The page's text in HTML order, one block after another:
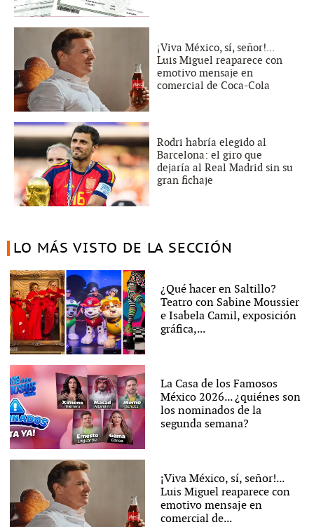
¡Viva México, sí, señor!...
Luis Miguel reaparece con
emotivo mensaje en
comercial de Coca-Cola
Rodri habría elegido al
Barcelona: el giro que
dejaría al Real Madrid sin su
gran fichaje
LO MÁS VISTO DE LA SECCIÓN
¿Qué hacer en Saltillo?
Teatro con Sabine Moussier
e Isabela Camil, exposición
gráfica,...
La Casa de los Famosos
México 2026... ¿quiénes son
los nominados de la
segunda semana?
¡Viva México, sí, señor!...
Luis Miguel reaparece con
emotivo mensaje en
comercial de...